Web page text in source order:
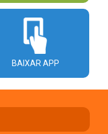
BAIXAR APP